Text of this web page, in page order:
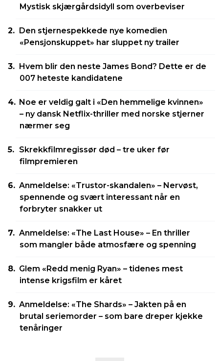
Mystisk skjærgårdsidyll som overbeviser
Den stjernespekkede nye komedien
«Pensjonskuppet» har sluppet ny trailer
Hvem blir den neste James Bond? Dette er de
007 heteste kandidatene
Noe er veldig galt i «Den hemmelige kvinnen»
– ny dansk Netflix-thriller med norske stjerner
nærmer seg
Skrekkfilmregissør død – tre uker før
filmpremieren
Anmeldelse: «Trustor-skandalen» – Nervøst,
spennende og svært interessant når en
forbryter snakker ut
Anmeldelse: «The Last House» – En thriller
som mangler både atmosfære og spenning
Glem «Redd menig Ryan» – tidenes mest
intense krigsfilm er kåret
Anmeldelse: «The Shards» – Jakten på en
brutal seriemorder – som bare dreper kjekke
tenåringer